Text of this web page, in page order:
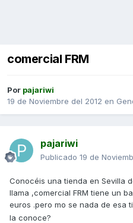
comercial FRM
Por pajariwi
19 de Noviembre del 2012 en
pajariwi
Publicado 19 de
Conocéis una tienda en Sevilla
llama ,comercial FRM tiene un
euros .pero mo se nada de esa
la conoce?